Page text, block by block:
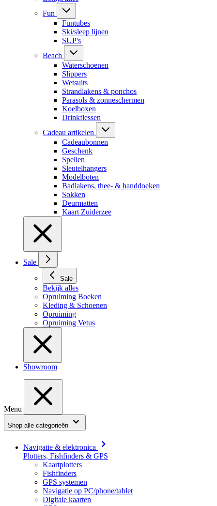
Fun
Funtubes
Ski/sleep lijnen
SUP's
Beach
Waterschoenen
Slippers
Wetsuits
Strandlakens & ponchos
Parasols & zonneschermen
Koelboxen
Drinkflessen
Cadeau artikelen
Cadeaubonnen
Geschenk
Spellen
Sleutelhangers
Modelboten
Badlakens, thee- & handdoeken
Sokken
Deurmatten
Kaart Zuiderzee
Sale
Sale
Bekijk alles
Opruiming Boeken
Kleding & Schoenen
Opruiming
Opruiming Vetus
Showroom
Menu
Shop alle categorieën
Navigatie & elektronica
Plotters, Fishfinders & GPS
Kaartplotters
Fishfinders
GPS systemen
Navigatie op PC/phone/tablet
Digitale kaarten